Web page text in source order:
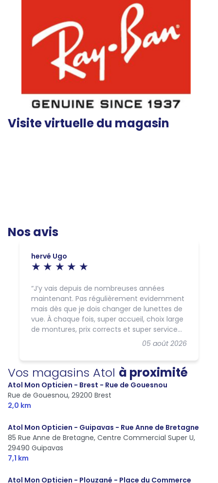
Visite virtuelle du magasin
Nos avis
hervé Ugo
05 août 2026
J’y vais depuis de nombreuses années
maintenant. Pas régulièrement evidemment
mais dès que je dois changer de lunettes de
vue. À chaque fois, super accueil, choix large
de montures, prix corrects et super service
Vos magasins Atol à proximité
Atol Mon Opticien - Brest - Rue de Gouesnou
Rue de Gouesnou, 29200 Brest
2,0 km
Atol Mon Opticien - Guipavas - Rue Anne de Bretagne
85 Rue Anne de Bretagne, Centre Commercial Super U,
29490 Guipavas
7,1 km
Atol Mon Opticien - Plouzané - Place du Commerce